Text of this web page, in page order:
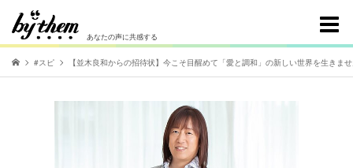
あなたの声に共感する
#スピ 【並木良和からの招待状】今こそ目醒めて「愛と調和」の新しい世界を生きま